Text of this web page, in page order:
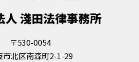
人 淺田法律事務所
〒530-0054
市北区南森町2-1-29